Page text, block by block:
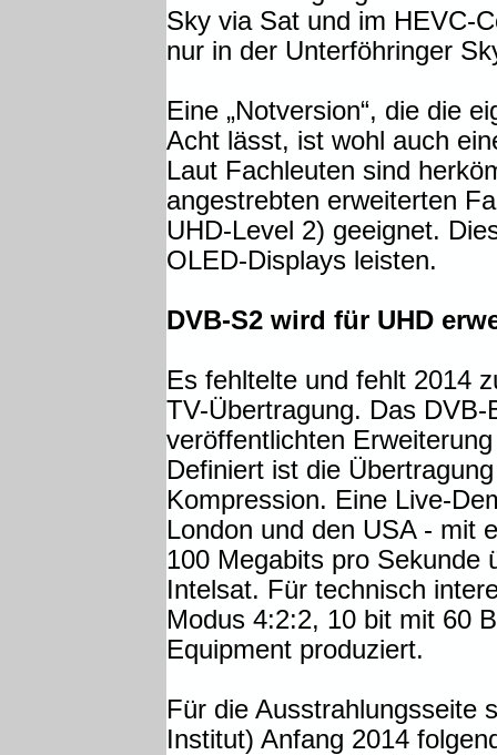
Sky via Sat und im HEVC-
nur in der Unterföhringer
Eine „Notversion“, die die
Acht lässt, ist wohl auch
Laut Fachleuten sind
angestrebten erweiterten
UHD-Level 2) geeignet.
OLED-Displays leisten.
DVB-S2 wird für UHD
Es fehltelte und fehlt 2014
TV-Übertragung. Das
veröffentlichten
Definiert ist die
Kompression. Eine Live-
London und den USA - mit
100 Megabits pro Sekunde
Intelsat. Für technisch
Modus 4:2:2, 10 bit mit 60
Equipment produziert.
Für die Ausstrahlungsseite
Institut) Anfang 2014